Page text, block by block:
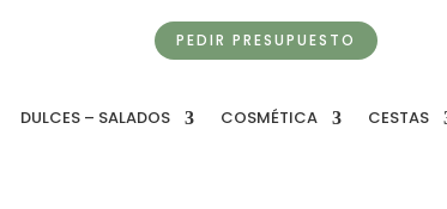
PEDIR PRESUPUESTO
DULCES – SALADOS COSMÉTICA CESTAS